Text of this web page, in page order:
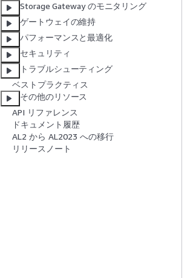
Storage Gateway のモニタリング
ゲートウェイの維持
パフォーマンスと最適化
セキュリティ
トラブルシューティング
ベストプラクティス
その他のリソース
API リファレンス
ドキュメント履歴
AL2 から AL2023 への移行
リリースノート